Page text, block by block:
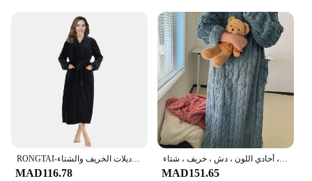
RONGTAI-روب حمام نسائي أحادي اللون مع طية صدر ، دافئ ومريح ، بأكمام طويلة ، ملابس منزلية ، موديلات الخريف والشتاء
MAD116.78
رداء جاكار نسائي مخملي مرجاني سميك ، ثوب نوم ، رداء حمام دافئ ، مقطع طويل ، أحادي اللون ، دش ، خريف ، شتاء
MAD151.65